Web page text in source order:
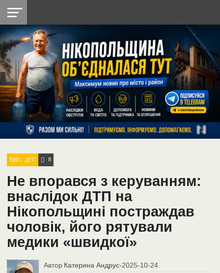
НІКОПОЛЬ
РАЙОН
СІЧЕСЛАВСЬКА
УКРАЇНА
РЕТРО
НІКОПОЛЬ
ЛАЙТ
УКРАЇНА
ДОПОМОГА
РАДІО
ТЕГ: ДТП 8
Не впорався з керуванням:
внаслідок ДТП на
Нікопольщині постраждав
чоловік, його рятували
медики «швидкої»
Автор Катерина Андрус-2025-10-24